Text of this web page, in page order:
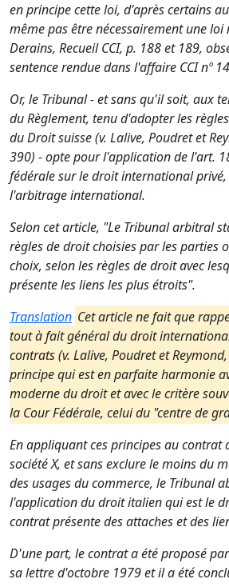
en principe cette loi, d'après certains
même pas être nécessairement une loi
Derains, Recueil CCI, p. 188 et 189,
sentence rendue dans l'affaire CCI nº
Or, le Tribunal - et sans qu'il soit, aux
du Règlement, tenu d'adopter les
du Droit suisse (v. Lalive, Poudret et
390) - opte pour l'application de l'art.
fédérale sur le droit international
l'arbitrage international.
Selon cet article, "Le Tribunal arbitral
règles de droit choisies par les parties
choix, selon les règles de droit avec
présente les liens les plus étroits".
Translation Cet article ne fait que
tout à fait général du droit
contrats (v. Lalive, Poudret et
principe qui est en parfaite harmonie
moderne du droit et avec le critère
la Cour Fédérale, celui du "centre de
En appliquant ces principes au contrat
société X, et sans exclure le moins du
des usages du commerce, le Tribunal
l'application du droit italien qui est le
contrat présente des attaches et des
D'une part, le contrat a été proposé
sa lettre d'octobre 1979 et il a été